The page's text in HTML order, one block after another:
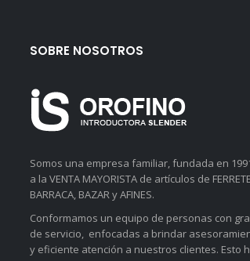
SOBRE NOSOTROS
Somos una empresa familiar, fundada en
a la VENTA MAYORISTA de artículos de
BARRACA, BAZAR y AFINES.
Conformamos un equipo de personas con
de servicio, enfocadas a brindar
y eficiente atención a nuestros clientes. Esto